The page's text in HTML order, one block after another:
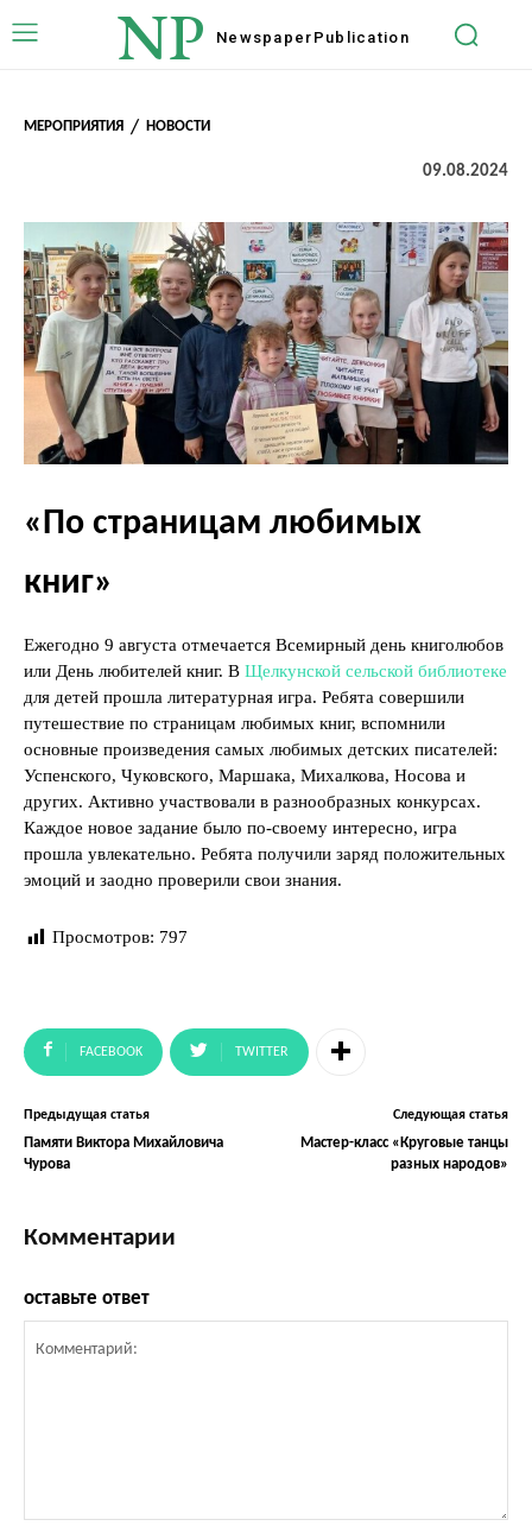
NP Newspaper Publication
МЕРОПРИЯТИЯ НОВОСТИ
09.08.2024
«По страницам любимых
книг»
Ежегодно 9 августа отмечается Всемирный день книголюбов
или День любителей книг. В Щелкунской сельской библиотеке
для детей прошла литературная игра. Ребята совершили
путешествие по страницам любимых книг, вспомнили
основные произведения самых любимых детских писателей:
Успенского, Чуковского, Маршака, Михалкова, Носова и
других. Активно участвовали в разнообразных конкурсах.
Каждое новое задание было по-своему интересно, игра
прошла увлекательно. Ребята получили заряд положительных
эмоций и заодно проверили свои знания.
Просмотров: 797
FACEBOOK TWITTER
Предыдущая статья
Памяти Виктора Михайловича
Чурова
Следующая статья
Мастер-класс «Круговые танцы
разных народов»
Комментарии
оставьте ответ